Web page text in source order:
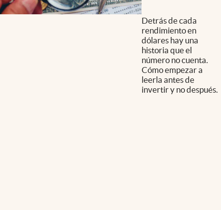
Detrás de cada
rendimiento en
dólares hay una
historia que el
número no cuenta.
Cómo empezar a
leerla antes de
invertir y no después.